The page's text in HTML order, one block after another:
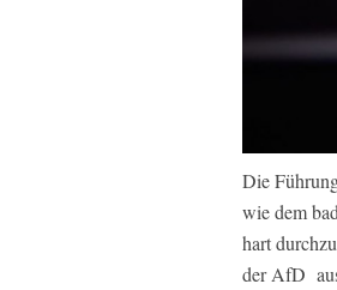
Die
wie dem
hart
der AfD